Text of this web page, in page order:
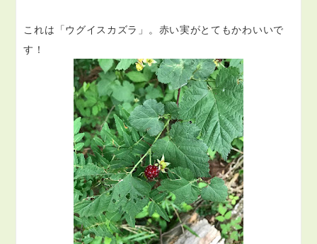
これは「ウグイスカズラ」。赤い実がとてもかわいいで
す！